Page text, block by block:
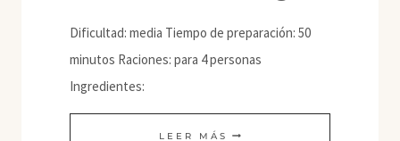
Dificultad: media Tiempo de preparación: 50
minutos Raciones: para 4 personas
Ingredientes:
LEER MÁS BERENJENAS